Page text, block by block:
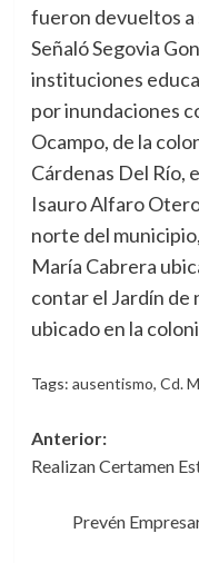
fueron devueltos a
Señaló Segovia
instituciones
por inundaciones
Ocampo, de la
Cárdenas Del Río,
Isauro Alfaro
norte del
María Cabrera
contar el Jardín de
ubicado en la
Tags: ausentismo, Cd.
Navegación
de
entradas
Anterior:
Realizan Certamen
Prevén